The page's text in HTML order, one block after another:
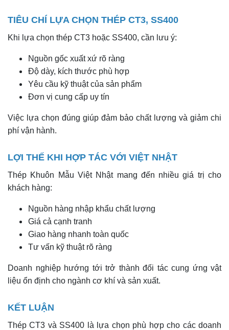
TIÊU CHÍ LỰA CHỌN THÉP CT3, SS400
Khi lựa chọn thép CT3 hoặc SS400, cần lưu ý:
Nguồn gốc xuất xứ rõ ràng
Độ dày, kích thước phù hợp
Yêu cầu kỹ thuật của sản phẩm
Đơn vị cung cấp uy tín
Việc lựa chọn đúng giúp đảm bảo chất lượng và giảm chi
phí vận hành.
LỢI THẾ KHI HỢP TÁC VỚI VIỆT NHẬT
Thép Khuôn Mẫu Việt Nhật mang đến nhiều giá trị cho
khách hàng:
Nguồn hàng nhập khẩu chất lượng
Giá cả cạnh tranh
Giao hàng nhanh toàn quốc
Tư vấn kỹ thuật rõ ràng
Doanh nghiệp hướng tới trở thành đối tác cung ứng vật
liệu ổn định cho ngành cơ khí và sản xuất.
KẾT LUẬN
Thép CT3 và SS400 là lựa chọn phù hợp cho các doanh